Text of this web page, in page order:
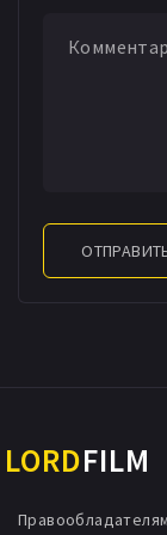
LORDFILM
Правообладателям